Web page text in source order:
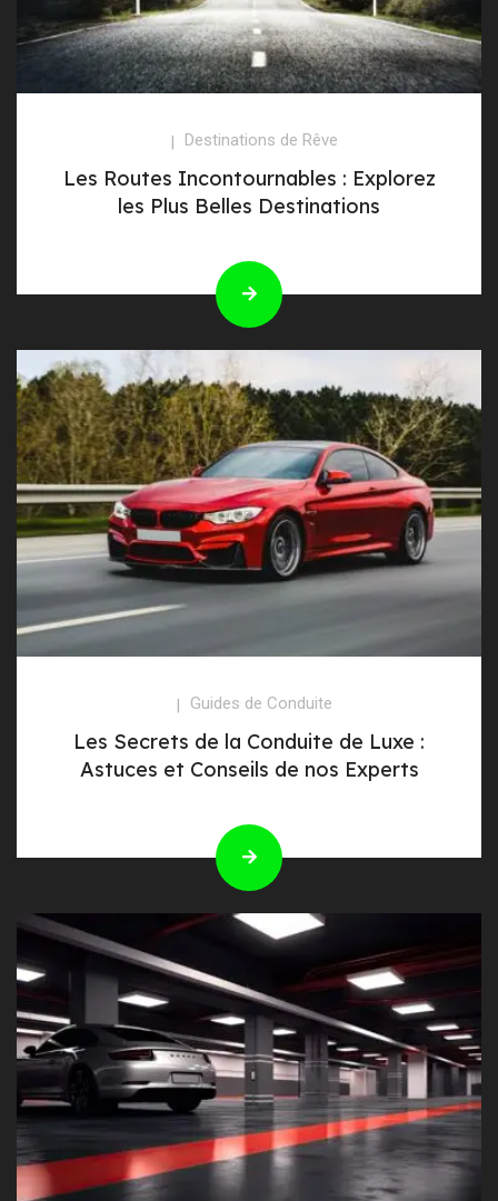
Destinations de Rêve
Les Routes Incontournables : Explorez
les Plus Belles Destinations
Guides de Conduite
Les Secrets de la Conduite de Luxe :
Astuces et Conseils de nos Experts